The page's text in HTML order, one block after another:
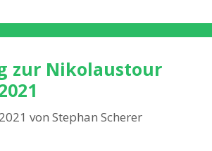
zur Nikolaustour
von Stephan Scherer